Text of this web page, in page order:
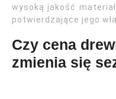
wysoką jakość
potwierdzające jego
Czy cena
zmienia się